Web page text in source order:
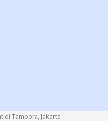
di Tambora, Jakarta